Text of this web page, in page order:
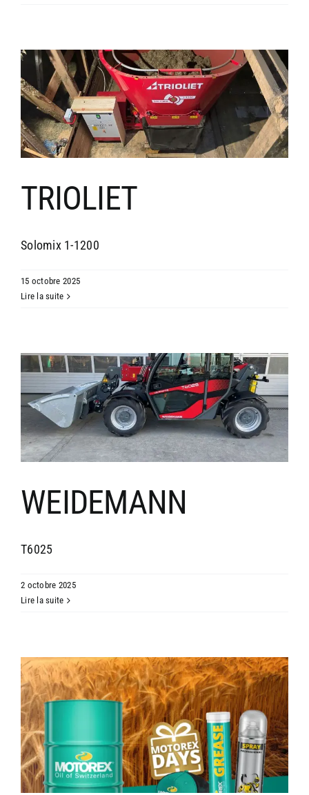
TRIOLIET
Solomix 1-1200
15 octobre 2025
Lire la suite
WEIDEMANN
T6025
2 octobre 2025
Lire la suite